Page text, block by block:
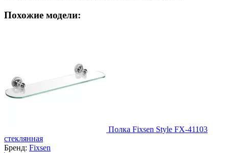
Похожие модели:
Полка Fixsen Style FX-41103
стеклянная
Бренд: Fixsen